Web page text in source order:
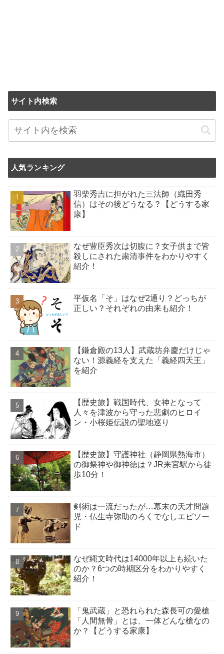
サイト内検索
人気ランキング
羽柴秀吉に担がれた三法師（織田秀
信）はその後どうなる？【どうする家
康】
なぜ豊臣秀次は切腹に？女子供まで皆
殺しにされた粛清事件をわかりやすく
紹介！
平仮名「そ」はなぜ2通り？どっちが
正しい？それぞれの由来も紹介！
【鎌倉殿の13人】武蔵坊弁慶だけじゃ
ない！源義経を支えた「義経四天王」
を紹介
【歴史旅】戦国時代、女神となって
人々を津波から守った悲劇のヒロイ
ン・小桜姫伝説の聖地巡り
【歴史旅】守護神社（静岡県熱海市）
の御祭神や御神徳は？JR来宮駅から徒
歩10分！
剣術は一流だったが…幕末の天才問題
児・仏生寺弥助のろくでなしエピソー
ド
なぜ縄文時代は14000年以上も続いた
のか？6つの時期区分をわかりやすく
紹介！
「鬼武蔵」と恐れられた森長可の愛槍
「人間無骨」とは、一体どんな槍なの
か？【どうする家康】